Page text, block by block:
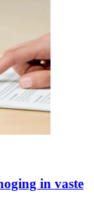
in vaste